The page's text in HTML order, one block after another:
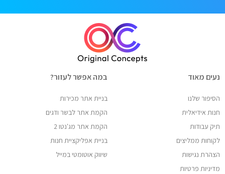
נעים מאוד
הסיפור שלנו
חנות אידיאלית
תיק עבודות
לקוחות ממליצים
הצהרת נגישות
מדיניות פרטיות
במה אפשר לעזור?
בניית אתר מכירות
הקמת אתר לבשר ודגים
הקמת אתר מג'נטו 2
בניית אפליקציית חנות
שיווק אוטומטי במייל